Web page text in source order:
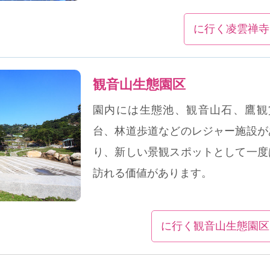
に行く凌雲禅寺
観音山生態園区
園内には生態池、観音山石、鷹観
台、林道歩道などのレジャー施設が
り、新しい景観スポットとして一度
訪れる価値があります。
に行く観音山生態園区